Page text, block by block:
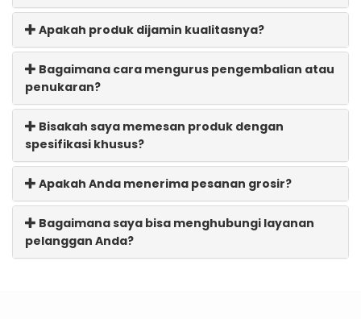
Apakah produk dijamin kualitasnya?
Bagaimana cara mengurus pengembalian atau
penukaran?
Bisakah saya memesan produk dengan
spesifikasi khusus?
Apakah Anda menerima pesanan grosir?
Bagaimana saya bisa menghubungi layanan
pelanggan Anda?